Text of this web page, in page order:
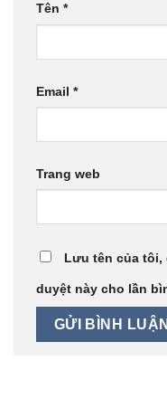
Tên *
Email *
Trang web
Lưu tên của tôi,
duyệt này cho lần